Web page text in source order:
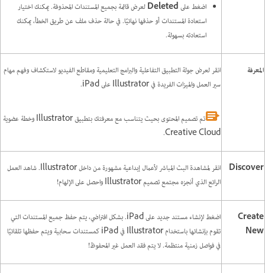
اضغط علىDeletedلعرض قائمة بجميع المستندات المحذوفة. يمكنك اختيار
استعادة المستندات أو حذفها نهائيًا. في حالة حذف ملف عن طريق الخطأ، يمكنك
استعادته بسهولة.
المعرفة
انقر لعرض جولة التطبيق التفاعلية والبرامج التعليمية ومقاطع الفيديو لاستكشاف وفهم مهام
سير العمل والميزات الفريدة في Illustrator على iPad.
تم تصميم المحتوى بحيث يتناسب مع معرفتك بتطبيق Illustrator وخطة عضوية
Creative Cloud.
Discover
انقر لمشاهدة البث المباشر لأعمال إبداعية مشهورة من داخل Illustrator. شاهد العمل
الرائع الذي أنجزه مجتمع تصميم Illustrator واحصل على الإلهام!
Create
New
اضغط لإنشاء مستند جديد على iPad. بشكل افتراضي، يتم حفظ جميع المستندات التي
تقوم بإنشائها باستخدام Illustrator في iPad كمستندات سحابية ويتم حفظها تلقائيًا
في فواصل زمنية منتظمة. لا يتم فقد العمل غير المحفوظ!